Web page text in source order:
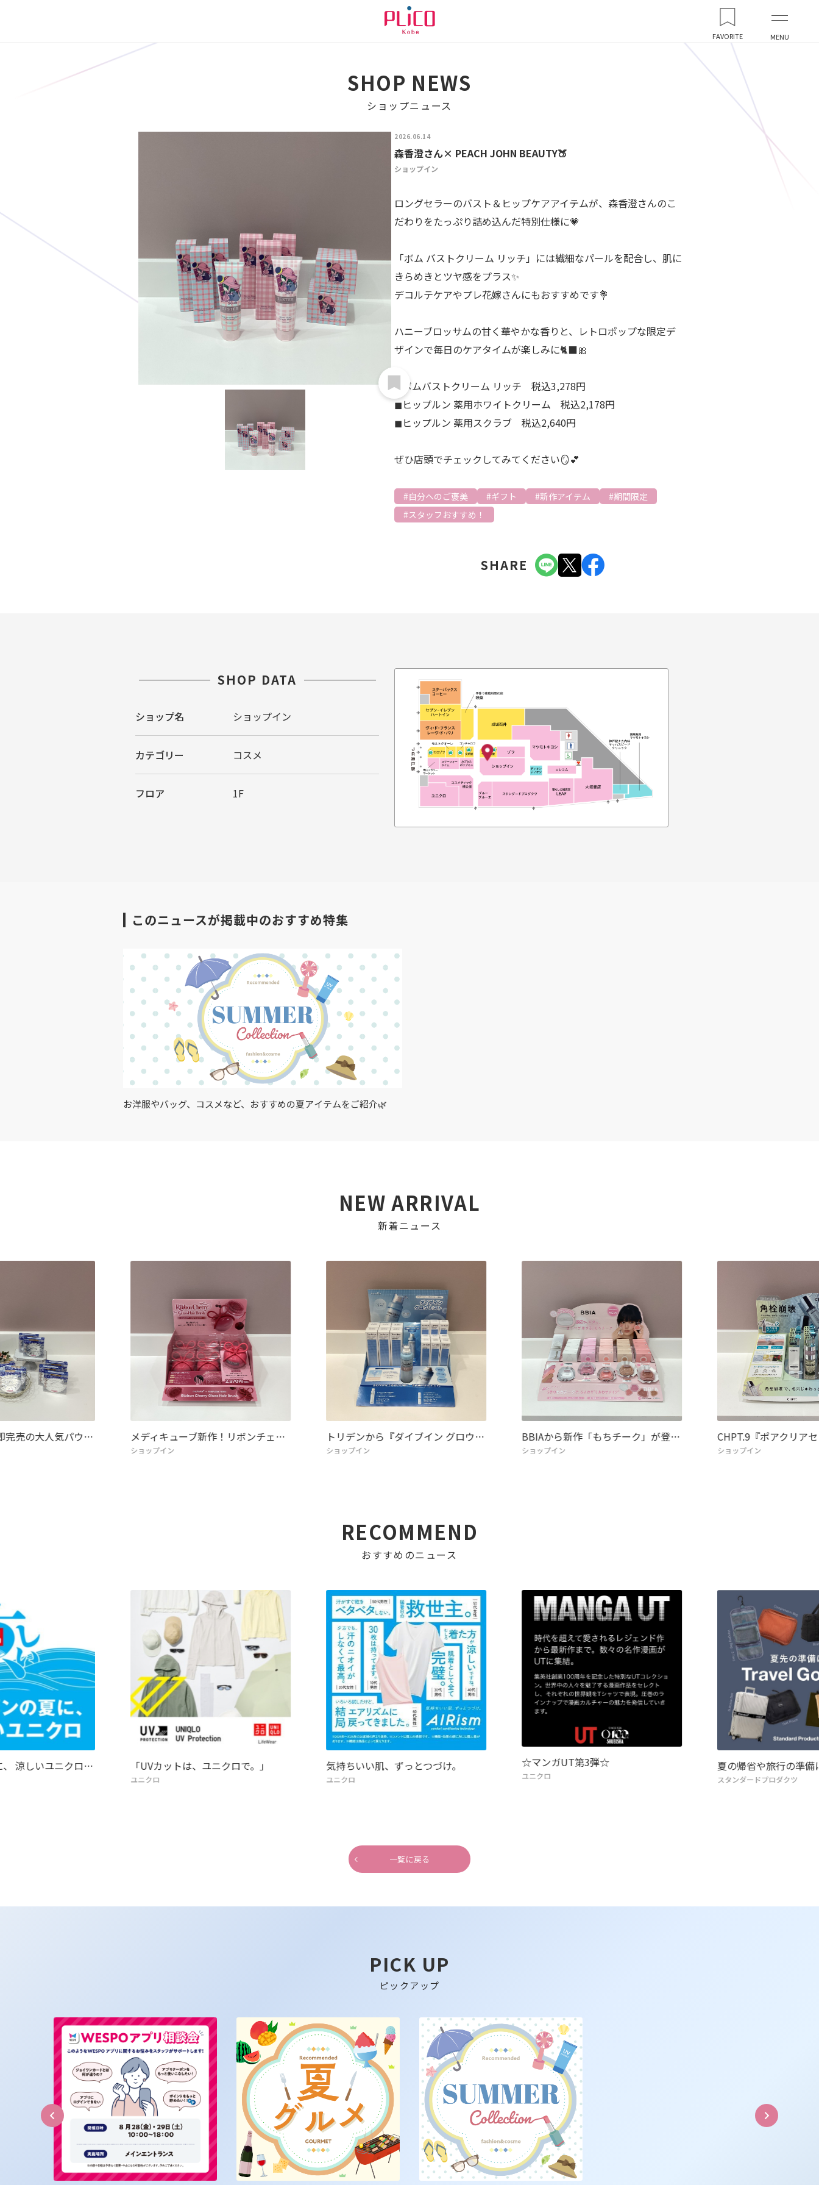
FAVORITE MENU
SHOP NEWS
ショップニュース
2026.06.14
森香澄さん× PEACH JOHN BEAUTY🍑
ショップイン
ロングセラーのバスト＆ヒップケアアイテムが、森香澄さんのこ
だわりをたっぷり詰め込んだ特別仕様に💗
「ボム バストクリーム リッチ」には繊細なパールを配合し、肌に
きらめきとツヤ感をプラス✨
デコルテケアやプレ花嫁さんにもおすすめです💐
ハニーブロッサムの甘く華やかな香りと、レトロポップな限定デ
ザインで毎日のケアタイムが楽しみに🐈‍⬛🎀
◼︎ボムバストクリーム リッチ 税込3,278円
◼︎ヒップルン 薬用ホワイトクリーム 税込2,178円
◼︎ヒップルン 薬用スクラブ 税込2,640円
ぜひ店頭でチェックしてみてください🪞💕
自分へのご褒美 ギフト 新作アイテム
期間限定
スタッフおすすめ！
SHARE
SHOP DATA
ショップ名 ショップイン
カテゴリー コスメ
フロア 1F
このニュースが掲載中のおすすめ特集
お洋服やバッグ、コスメなど、おすすめの夏アイテムをご紹介🌿
NEW ARRIVAL
新着ニュース
完売の大人気パウ… メディキューブ新作！リボンチェ…
ショップイン
トリデンから『ダイブイン グロウ…
ショップイン
BBIAから新作「もちチーク」が登…
ショップイン
CHPT.9『ポアクリア
ショップイン
RECOMMEND
おすすめのニュース
、 涼しいユニクロ… 「UVカットは、ユニクロで。」
ユニクロ
気持ちいい肌、ずっとつづけ。
ユニクロ
☆マンガUT第3弾☆
ユニクロ
夏の帰省や旅行の準備
スタンダードプロダクツ
一覧に戻る
PICK UP
ピックアップ